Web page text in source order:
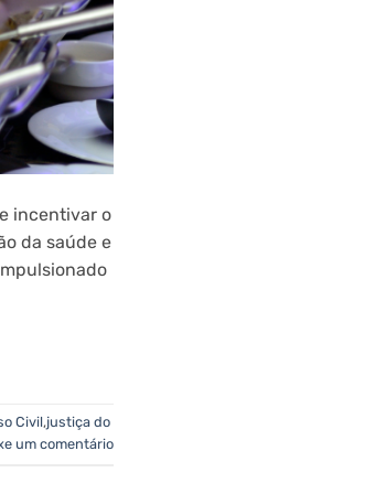
incentivar o
da saúde e
Civil,justiça do
um comentário